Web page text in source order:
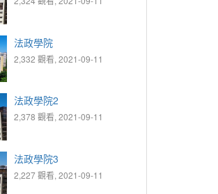
法政學院
2,332 觀看, 2021-09-11
法政學院2
2,378 觀看, 2021-09-11
法政學院3
2,227 觀看, 2021-09-11